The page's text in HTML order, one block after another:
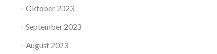
Oktober 2023
September 2023
August 2023